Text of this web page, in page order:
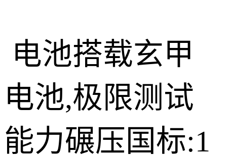
电池搭载玄甲
电池,极限测试
能力碾压国标:1